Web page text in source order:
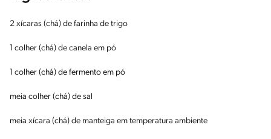
2 xícaras (chá) de farinha de trigo
1 colher (chá) de canela em pó
1 colher (chá) de fermento em pó
meia colher (chá) de sal
meia xícara (chá) de manteiga em temperatura ambiente